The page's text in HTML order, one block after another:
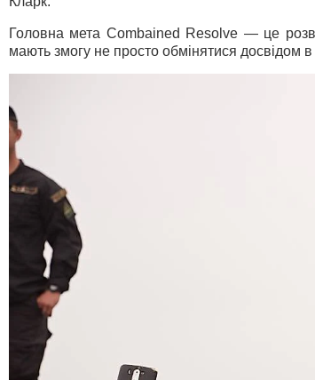
Головна мета Combained Resolve — це
мають змогу не просто обмінятися досвідом